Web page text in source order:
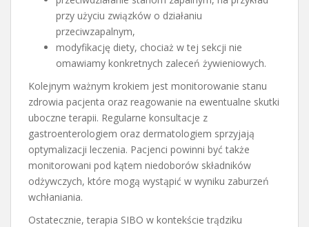
przy użyciu związków o działaniu
przeciwzapalnym,
modyfikację diety, chociaż w tej sekcji nie
omawiamy konkretnych zaleceń żywieniowych.
Kolejnym ważnym krokiem jest monitorowanie stanu
zdrowia pacjenta oraz reagowanie na ewentualne skutki
uboczne terapii. Regularne konsultacje z
gastroenterologiem oraz dermatologiem sprzyjają
optymalizacji leczenia. Pacjenci powinni być także
monitorowani pod kątem niedoborów składników
odżywczych, które mogą wystąpić w wyniku zaburzeń
wchłaniania.
Ostatecznie, terapia SIBO w kontekście trądziku